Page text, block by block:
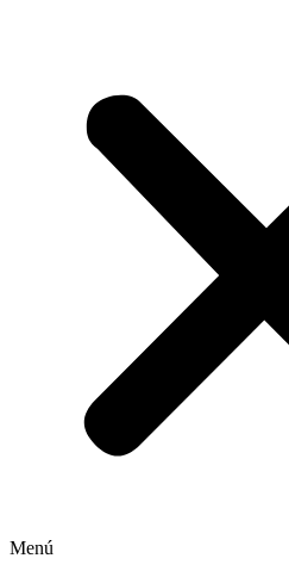
Menú